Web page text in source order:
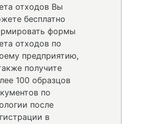
отходов Вы
бесплатно
формы
отходов по
предприятию,
получите
100 образцов
по
после
в